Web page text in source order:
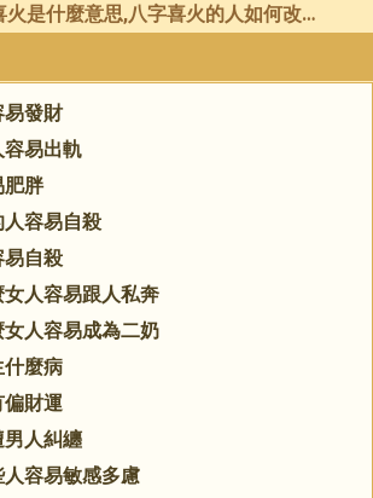
是什麼意思,八字喜火的人如何改運
易發財
易出軌
肥胖
容易自殺
易自殺
人容易跟人私奔
人容易成為二奶
什麼病
財運
人糾纏
容易敏感多慮